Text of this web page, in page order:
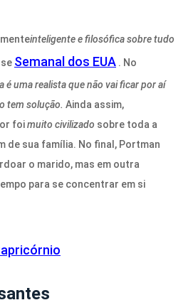
inteligente e filosófica sobre tudo
Semanal dos EUA . No
é uma realista que não vai ficar por aí
tem solução. Ainda assim,
foimuito civilizado sobre toda a
de sua família. No final, Portman
o marido, mas em outra
para se concentrar em si